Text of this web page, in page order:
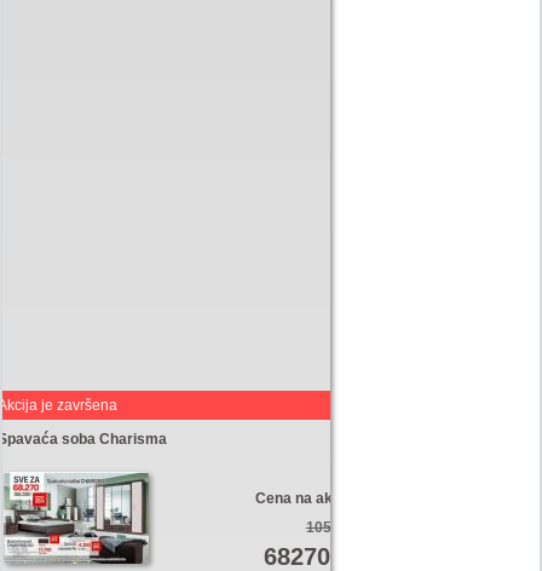
je završena
soba Charisma
Cena na akciji:
105300
68270Din